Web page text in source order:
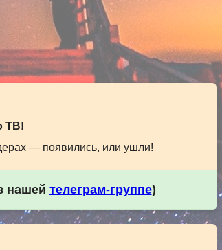
ТВ!
— появились, или ушли!
нашей телеграм-группе)